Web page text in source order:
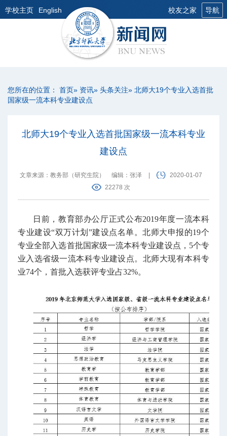
学校主页 English 校友之家 导航
您所在的位置： 首页» 资讯» 头条关注» 北师大19个专业入选首批
国家级一流本科专业建设点
北师大19个专业入选首批国家级一流本科专业
建设点
文章来源：教务部（研究生院） 编辑：张泽
2020-01-07
22278 次
日前，教育部办公厅正式公布2019年度一流本科
专业建设“双万计划”建设点名单。北师大申报的19个
专业全部入选首批国家级一流本科专业建设点，5个专
业入选省级一流本科专业建设点。北师大现有本科专
业74个，首批入选获评专业占32%。